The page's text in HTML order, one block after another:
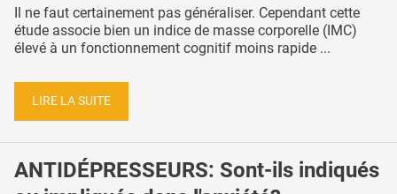
Il ne faut certainement pas généraliser. Cependant cette
étude associe bien un indice de masse corporelle (IMC)
élevé à un fonctionnement cognitif moins rapide ...
LIRE LA SUITE
ANTIDÉPRESSEURS: Sont-ils indiqués